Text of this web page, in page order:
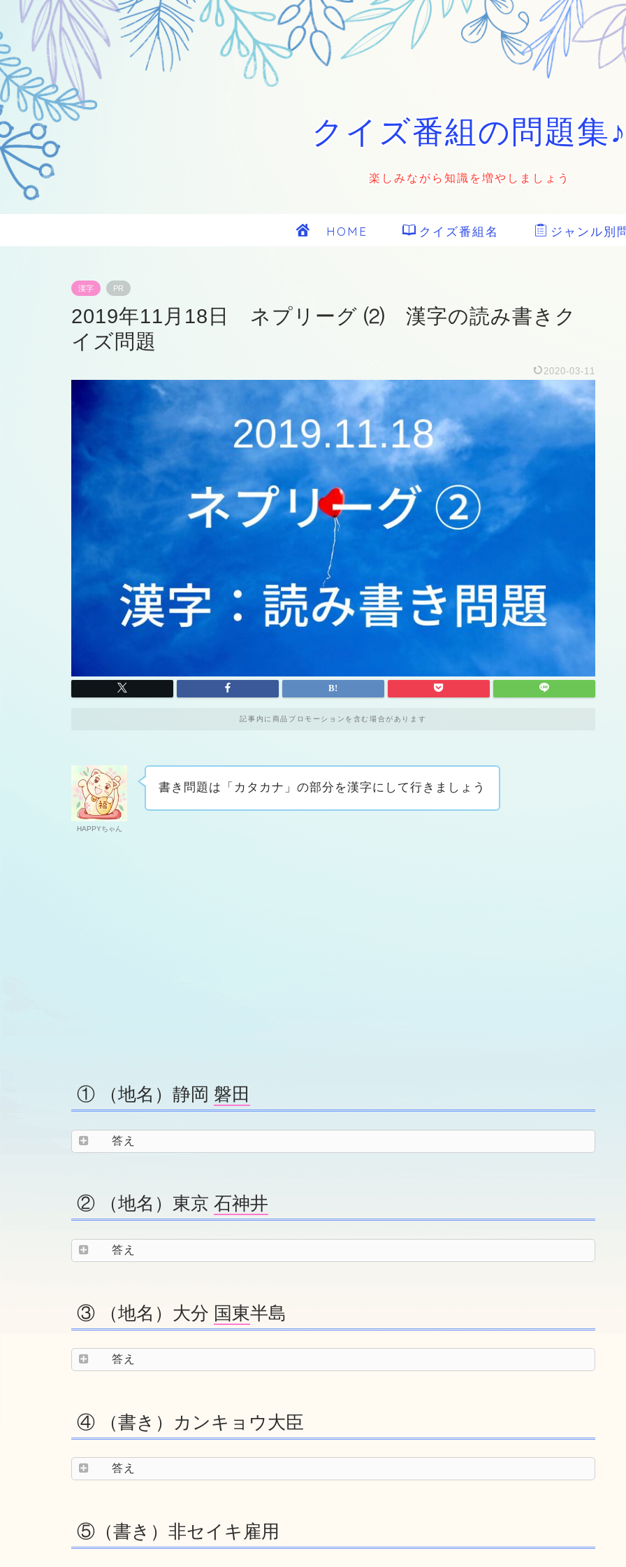
クイズ番組の問題集
楽しみながら知識を増やしましょう
HOME クイズ番組名 ジャンル別
漢字 PR
2019年11月18日 ネプリーグ ⑵ 漢字の読み書きク
イズ問題
2020-03-11
記事内に商品プロモーションを含む場合があります
HAPPYちゃん
書き問題は「カタカナ」の部分を漢字にして行きましょう
① （地名）静岡 磐田
答え
② （地名）東京 石神井
答え
③ （地名）大分 国東半島
答え
④ （書き）カンキョウ大臣
答え
⑤（書き）非セイキ雇用